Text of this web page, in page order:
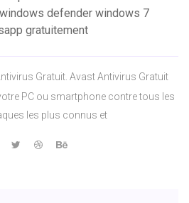
defender windows 7
gratuitement
Gratuit. Avast Antivirus Gratuit
PC ou smartphone contre tous les
les plus connus et